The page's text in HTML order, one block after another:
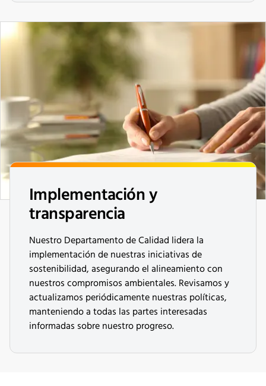
Implementación y
transparencia
Nuestro Departamento de Calidad lidera la
implementación de nuestras iniciativas de
sostenibilidad, asegurando el alineamiento con
nuestros compromisos ambientales. Revisamos y
actualizamos periódicamente nuestras políticas,
manteniendo a todas las partes interesadas
informadas sobre nuestro progreso.